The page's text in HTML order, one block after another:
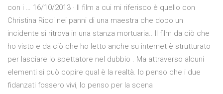
con i … 16/10/2013 · Il film a cui mi riferisco è quello con
Christina Ricci nei panni di una maestra che dopo un
incidente si ritrova in una stanza mortuaria.. Il film da ciò che
ho visto e da ciò che ho letto anche su internet è strutturato
per lasciare lo spettatore nel dubbio . Ma attraverso alcuni
elementi si può copire qual è la realtà. Io penso che i due
fidanzati fossero vivi, lo penso per la scena